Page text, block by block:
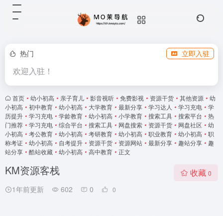
热门 立即入驻
欢迎入驻！
首页 • 幼小初高 • 亲子育儿 • 影音视听 • 免费影视 • 资源干货 • 其他资源 • 幼
小初高 • 初中教育 • 幼小初高 • 大学教育 • 最新分享 • 学习达人 • 学习充电 • 学
历提升 • 学习充电 • 学龄教育 • 幼小初高 • 小学教育 • 搜索工具 • 搜索平台 • 热
门推荐 • 学习充电 • 综合平台 • 搜索工具 • 网盘搜索 • 资源干货 • 网盘社区 • 幼
小初高 • 考公教育 • 幼小初高 • 考研教育 • 幼小初高 • 职业教育 • 幼小初高 • 职
称考证 • 幼小初高 • 自考提升 • 资源干货 • 资源网站 • 最新分享 • 趣站分享 • 趣
站分享 • 酷站收藏 • 幼小初高 • 高中教育 • 正文
KM资源客栈
1年前更新 602 0 0
收藏 0